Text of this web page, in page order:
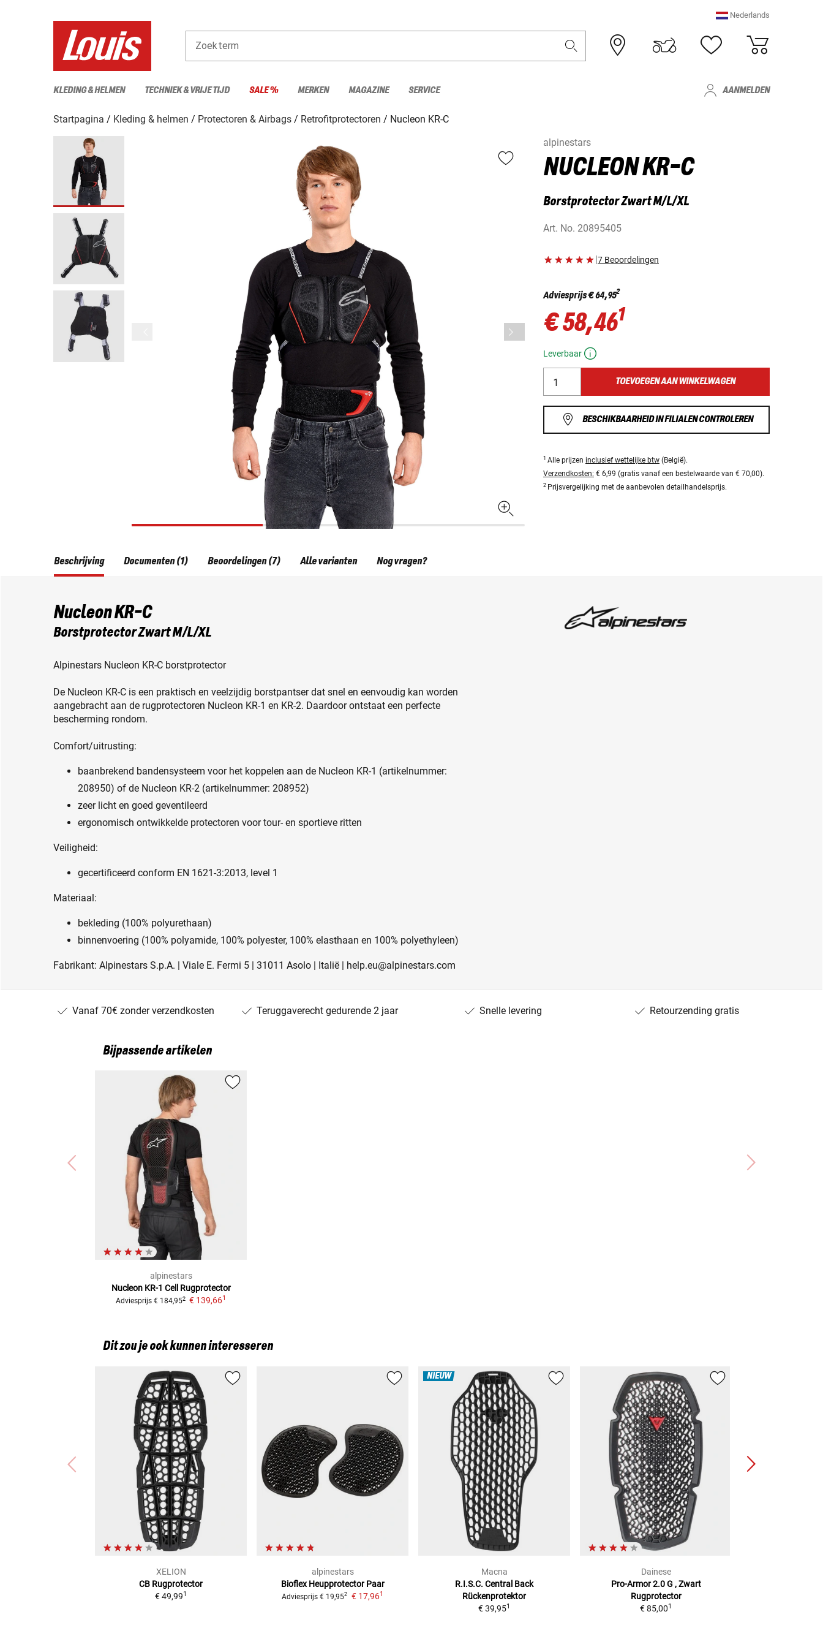
Nederlands
Zoekterm
KLEDING & HELMEN TECHNIEK & VRIJE TIJD SALE % MERKEN MAGAZINE SERVICE AANMELDEN
Startpagina Kleding & helmen Protectoren & Airbags Retrofitprotectoren
Nucleon KR-C
alpinestars
NUCLEON KR-C
Borstprotector Zwart M/L/XL
Art. No. 20895405
|7 Beoordelingen
Adviesprijs€ 64,952
€ 58,461
Leverbaar
TOEVOEGEN AAN WINKELWAGEN
BESCHIKBAARHEID IN FILIALEN CONTROLEREN
1 Alle prijzen inclusief wettelijke btw (België).
Verzendkosten: € 6,99 (gratis vanaf een bestelwaarde van € 70,00).
2 Prijsvergelijking met de aanbevolen detailhandelsprijs.
Beschrijving
Nucleon KR-C
Borstprotector Zwart M/L/XL
Alpinestars Nucleon KR-C borstprotector
De Nucleon KR-C is een praktisch en veelzijdig borstpantser dat snel en eenvoudig kan worden
aangebracht aan de rugprotectoren Nucleon KR-1 en KR-2. Daardoor ontstaat een perfecte
bescherming rondom.
Comfort/uitrusting:
baanbrekend bandensysteem voor het koppelen aan de Nucleon KR-1 (artikelnummer:
208950) of de Nucleon KR-2 (artikelnummer: 208952)
zeer licht en goed geventileerd
ergonomisch ontwikkelde protectoren voor tour- en sportieve ritten
Veiligheid:
gecertificeerd conform EN 1621-3:2013, level 1
Materiaal:
bekleding (100% polyurethaan)
binnenvoering (100% polyamide, 100% polyester, 100% elasthaan en 100% polyethyleen)
Fabrikant: Alpinestars S.p.A. | Viale E. Fermi 5 | 31011 Asolo | Italië | help.eu@alpinestars.com
Documenten (1) Beoordelingen (7) Alle varianten Nog vragen?
Vanaf 70€ zonder verzendkosten Teruggaverecht gedurende 2 jaar Snelle levering Retourzending gratis
Bijpassende artikelen
alpinestars
Nucleon KR-1 Cell Rugprotector
Adviesprijs € 184,952 € 139,661
Dit zou je ook kunnen interesseren
XELION
CB Rugprotector
€ 49,991
alpinestars
Bioflex Heupprotector Paar
Adviesprijs € 19,952 € 17,961
NIEUW
Macna
R.I.S.C. Central Back
Rückenprotektor
€ 39,951
Dainese
Pro-Armor 2.0 G , Zwart
Rugprotector
€ 85,001